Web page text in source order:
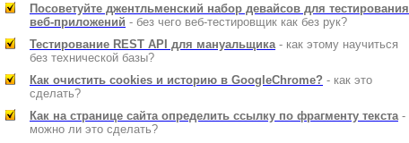
Посоветуйте джентльменский набор девайсов для тестирования
веб-приложений - без чего веб-тестировщик как без рук?
Тестирование REST API для мануальщика - как этому научиться
без технической базы?
Как очистить cookies и историю в GoogleChrome? - как это
сделать?
Как на странице сайта определить ссылку по фрагменту текста -
можно ли это сделать?